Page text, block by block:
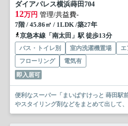
ダイアパレス横浜蒔田 704
12万円 管理/共益費-
7階 / 45.86㎡ / 1LDK /築27年
京急本線「南太田」駅 徒歩13分
バス・トイレ別 室内洗濯機置場 エ
フローリング
電気有
即入居可
便利なスーパー「まいばすけっと 蒔田駅
やスタイリング剤などをまとめて出して